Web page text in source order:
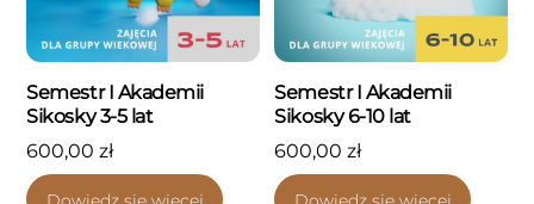
Semestr I Akademii
Sikosky 3-5 lat
600,00zł
Dowiedz się więcej
Semestr I Akademii
Sikosky 6-10 lat
600,00zł
Dowiedz się więcej